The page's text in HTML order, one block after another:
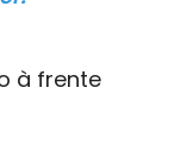
à frente